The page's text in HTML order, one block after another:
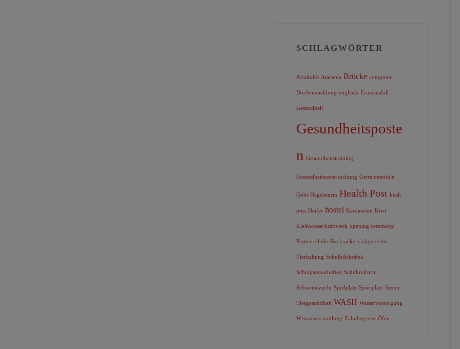
SCHLAGWÖRTER
Akuthilfe Atacama Brücke computer
Dorfentwicklung englisch Ernteausfall
Gesundheit
Gesundheitsposte
n Gesundheitstraining
Gesundheitsuntersuchung Getreidemühle
Gobi Hagelsturm Health Post healt
post Heifer hostel Kardamom Kiwi
Kleinwasserkraftwerk opening ceremony
Partnerschule Rucksäcke sachgerechte
Tierhaltung Schulbibliothek
Schulpatenschaften Schuluniform
Schweinezucht Spielplatz Sportplatz Strom
Tiergesundheit WASH Wasserversorgung
Wissensvermittlung Zahnhygiene Öfen